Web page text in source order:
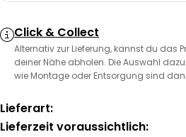
Click & Collect
Alternativ zur Lieferung, kannst du das
deiner Nähe abholen. Die Auswahl
wie Montage oder Entsorgung sind
Lieferart:
Lieferzeit voraussichtlich: